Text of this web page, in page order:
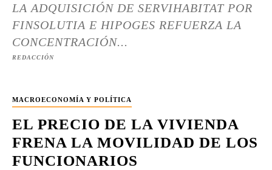
LA ADQUISICIÓN DE SERVIHABITAT POR
FINSOLUTIA E HIPOGES REFUERZA LA
CONCENTRACIÓN...
REDACCIÓN
MACROECONOMÍA Y POLÍTICA
EL PRECIO DE LA VIVIENDA
FRENA LA MOVILIDAD DE LOS
FUNCIONARIOS